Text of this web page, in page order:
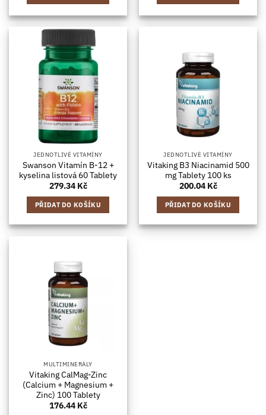
JEDNOTLIVÉ VITAMÍNY
Swanson Vitamín B-12 +
kyselina listová 60 Tablety
279.34 Kč
PŘIDAT DO KOŠÍKU
JEDNOTLIVÉ VITAMÍNY
Vitaking B3 Niacinamid 500
mg Tablety 100 ks
200.04 Kč
PŘIDAT DO KOŠÍKU
MULTIMINERÁLY
Vitaking CalMag-Zinc
(Calcium + Magnesium +
Zinc) 100 Tablety
176.44 Kč